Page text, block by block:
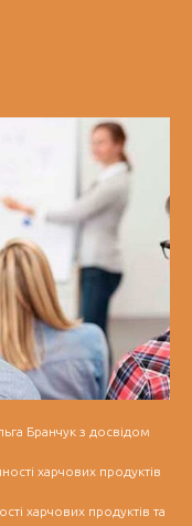
Бранчук з досвідом
харчових продуктів
харчових продуктів та